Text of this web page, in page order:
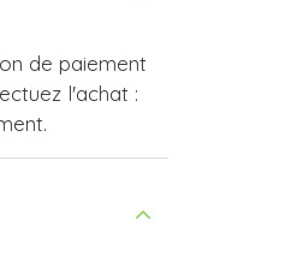
de paiement
l'achat :